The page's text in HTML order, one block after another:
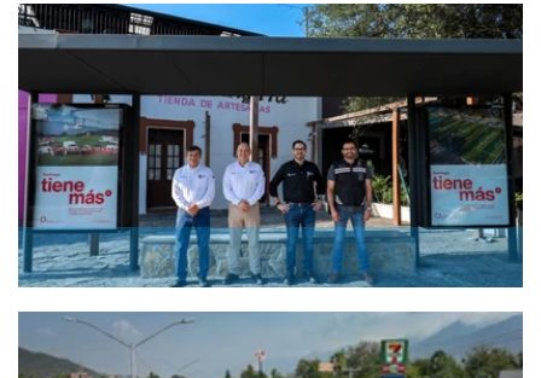
Santiago, David de la Peña Marroquín,
entregó la rehabilitación de las 20 paradas de
autobús del municipio, las cuales ahora
ofrecen mayor comodidad, seguridad y
accesibilidad para quienes las utilizan
diariamente.